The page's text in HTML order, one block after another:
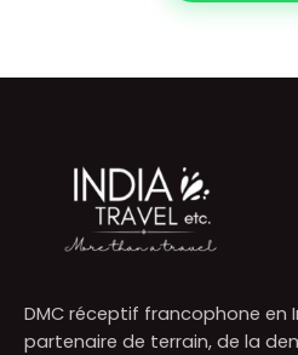
DMC réceptif francophone en
partenaire de terrain, de la